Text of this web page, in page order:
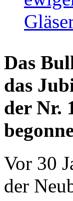
Das
das
der Nr.
Vor 30
der